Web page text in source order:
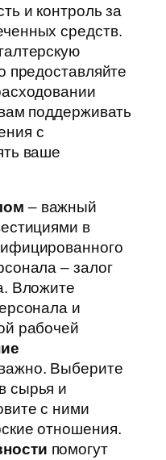
и контроль за
средств.
предоставляйте
поддерживать
с
ваше
– важный
в
– залог
Вложите
и
рабочей
Выберите
сырья и
с ними
отношения.
помогут